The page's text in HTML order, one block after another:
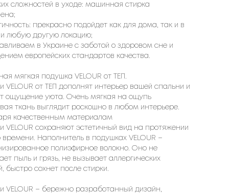
сложностей в уходе: машинная стирка
прекрасно подойдет как для дома, так и в
любую другую локацию;
в Украине с заботой о здоровом сне и
европейских стандартов качества.
мягкая подушка VELOUR от ТЕП.
VELOUR от ТЕП дополнят интерьер вашей спальни и
ощущение уюта. Очень мягкая на ощупь
ткань выглядит роскошно в любом интерьере.
качественным материалам
VELOUR сохраняют эстетичный вид на протяжении
времени. Наполнитель в подушках VELOUR –
полиэфирное волокно. Оно не
пыль и грязь, не вызывает аллергических
быстро сохнет после стирки.
VELOUR – бережно разработанный дизайн,